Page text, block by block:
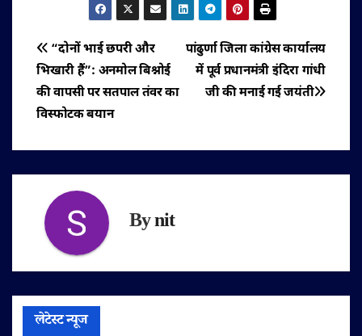
पोस्ट
नेविगेशन
पांढुर्णा जिला कांग्रेस कार्यालय
में पूर्व प्रधानमंत्री इंदिरा गांधी
जी की मनाई गई जयंती
“दोनों भाई छपरी और
भिखारी हैं”: अनमोल बिश्नोई
की वापसी पर सतपाल तंवर का
विस्फोटक बयान
Bynit
लेटेस्ट न्यूज